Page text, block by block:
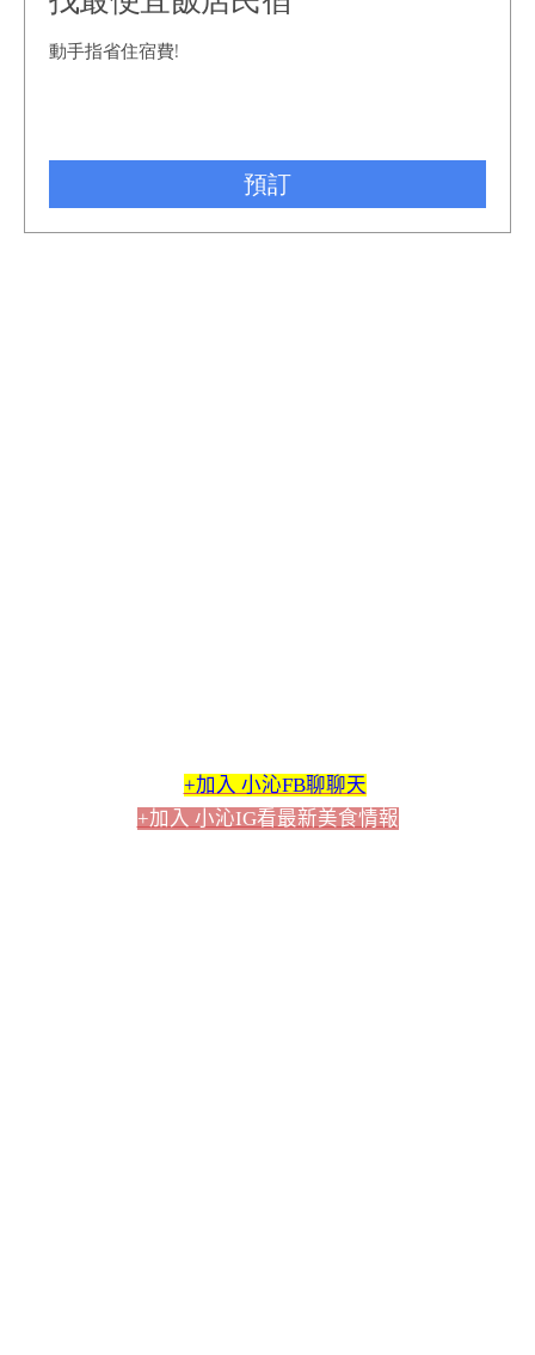
+加入 小沁FB聊聊天
+加入 小沁IG看最新美食情報